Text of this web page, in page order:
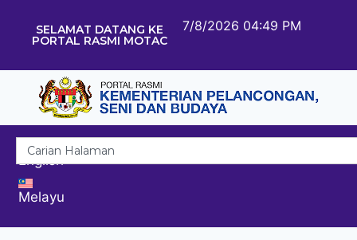
SELAMAT DATANG KE
PORTAL RASMI MOTAC
7/8/2026 04:49 PM
English
Melayu